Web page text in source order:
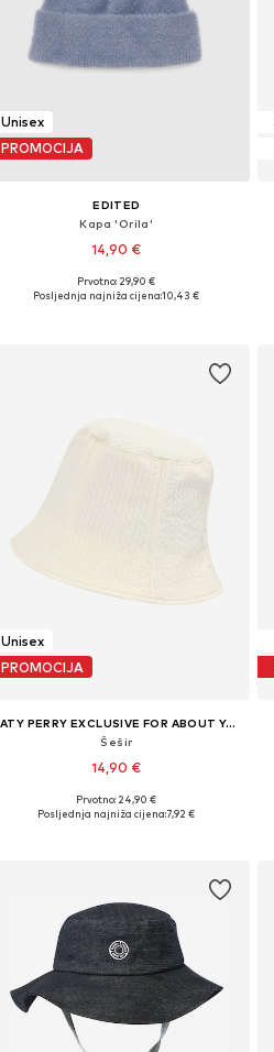
Unisex
PROMOCIJA
EDITED
Kapa 'Orila'
14,90 €
Dostupne veličine: 55-60
Prvotno: 29,90 €
Posljednja najniža cijena:10,43 €
Unisex
PROMOCIJA
KATY PERRY EXCLUSIVE FOR ABOUT YOU
Šešir
14,90 €
Dostupne veličine: 55-60
Prvotno: 24,90 €
Posljednja najniža cijena:7,92 €